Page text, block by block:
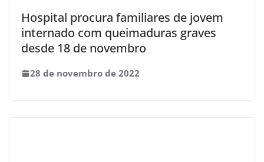
Hospital procura familiares de jovem
internado com queimaduras graves
desde 18 de novembro
28 de novembro de 2022